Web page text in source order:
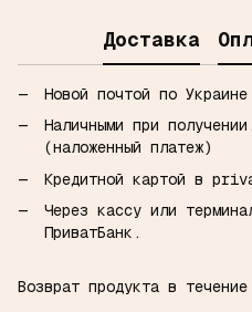
Доставка
Новой почтой по Украине
Наличными при
(наложенный платеж)
Кредитной картой в
Через кассу или
ПриватБанк.
Возврат продукта в